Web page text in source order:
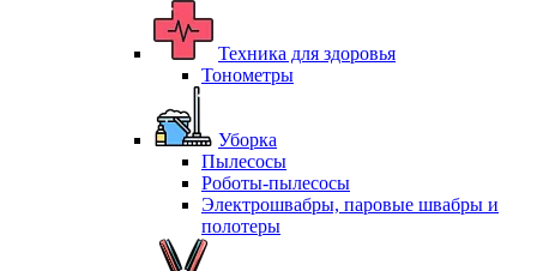
Техника для здоровья
Тонометры
Уборка
Пылесосы
Роботы-пылесосы
Электрошвабры, паровые швабры и
полотеры